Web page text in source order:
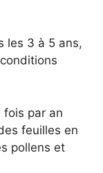
les 3 à 5 ans,
fois par an
feuilles en
pollens et